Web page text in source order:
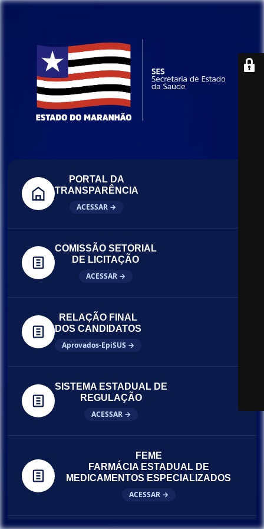
PORTAL DA
TRANSPARÊNCIA
ACESSAR →
COMISSÃO SETORIAL
DE LICITAÇÃO
ACESSAR →
RELAÇÃO FINAL
DOS CANDIDATOS
Aprovados-EpiSUS →
SISTEMA ESTADUAL DE
REGULAÇÃO
ACESSAR →
FEME
FARMÁCIA ESTADUAL DE
MEDICAMENTOS ESPECIALIZADOS
ACESSAR →